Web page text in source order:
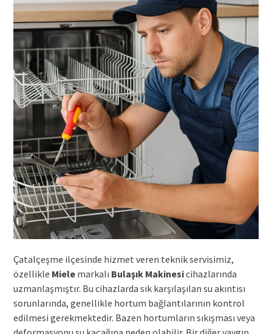
Çatalçeşme ilçesinde hizmet veren teknik servisimiz,
özellikle Mielemarkalı Bulaşık Makinesicihazlarında
uzmanlaşmıştır. Bu cihazlarda sık karşılaşılan su akıntısı
sorunlarında, genellikle hortum bağlantılarının kontrol
edilmesi gerekmektedir. Bazen hortumların sıkışması veya